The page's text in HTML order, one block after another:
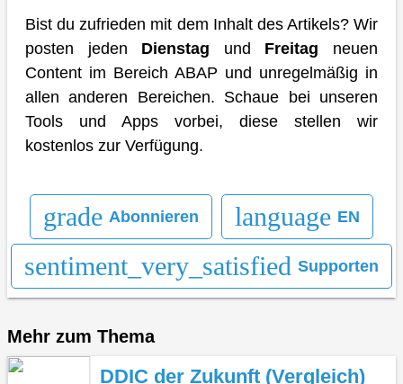
Bist du zufrieden mit dem Inhalt des Artikels? Wir
posten jeden Dienstag und Freitag neuen
Content im Bereich ABAP und unregelmäßig in
allen anderen Bereichen. Schaue bei unseren
Tools und Apps vorbei, diese stellen wir
kostenlos zur Verfügung.
grade Abonnieren language EN
sentiment_very_satisfied Supporten
Mehr zum Thema
DDIC der Zukunft (Vergleich)